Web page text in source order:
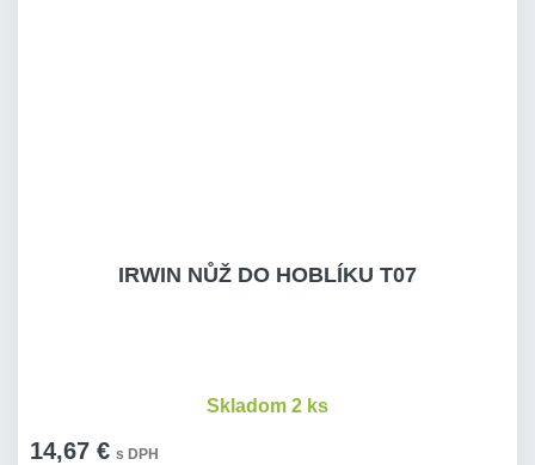
IRWIN NŮŽ DO HOBLÍKU T07
14,67 € s DPH
Skladom 2 ks